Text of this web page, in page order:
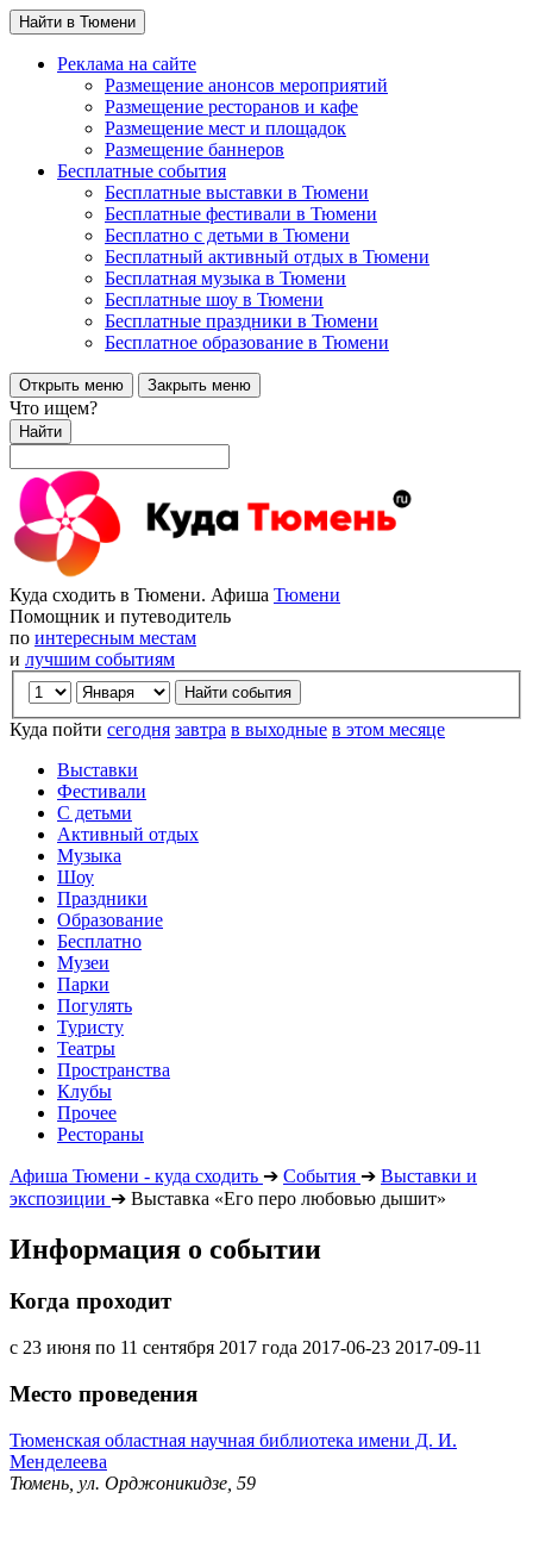
Найти в Тюмени
Реклама на сайте
Размещение анонсов мероприятий
Размещение ресторанов и кафе
Размещение мест и площадок
Размещение баннеров
Бесплатные события
Бесплатные выставки в Тюмени
Бесплатные фестивали в Тюмени
Бесплатно с детьми в Тюмени
Бесплатный активный отдых в Тюмени
Бесплатная музыка в Тюмени
Бесплатные шоу в Тюмени
Бесплатные праздники в Тюмени
Бесплатное образование в Тюмени
Открыть меню Закрыть меню
Что ищем?
Найти
Куда сходить в Тюмени. Афиша Тюмени
Помощник и путеводитель
по интересным местам
и лучшим событиям
Куда пойти сегодня завтра в выходные в этом месяце
Выставки
Фестивали
С детьми
Активный отдых
Музыка
Шоу
Праздники
Образование
Бесплатно
Музеи
Парки
Погулять
Туристу
Театры
Пространства
Клубы
Прочее
Рестораны
Афиша Тюмени - куда сходить ➔ События ➔ Выставки и
экспозиции ➔ Выставка «Его перо любовью дышит»
Информация о событии
Когда проходит
с 23 июня по 11 сентября 2017 года 2017-06-23 2017-09-11
Место проведения
Тюменская областная научная библиотека имени Д. И.
Менделеева
Тюмень, ул. Орджоникидзе, 59